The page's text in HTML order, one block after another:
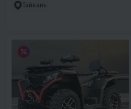
Тайвань